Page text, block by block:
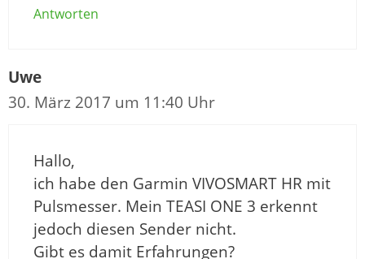
Antworten
Uwe
30. März 2017 um 11:40 Uhr
Hallo,
ich habe den Garmin VIVOSMART HR mit
Pulsmesser. Mein TEASI ONE 3 erkennt
jedoch diesen Sender nicht.
Gibt es damit Erfahrungen?